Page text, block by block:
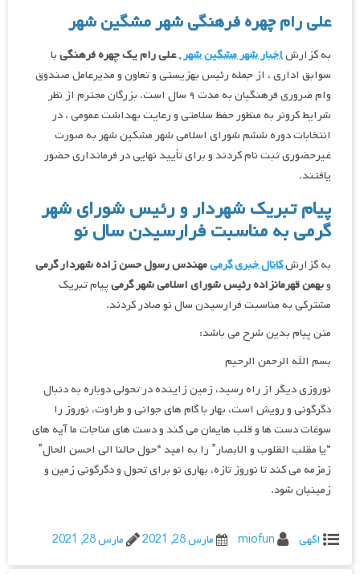
علی رام چهره فرهنگی شهر مشگین شهر
به گزارشاخبار شهر مشگین شهر,علی رام یک چهره فرهنگیبا
سوابق اداری ، از جمله رئیس بهزیستی و تعاون و مدیرعامل صندوق
وام ضروری فرهنگیان به مدت ۹ سال است. بزرگان محترم از نظر
شرایط کرونر به منظور حفظ سلامتی و رعایت بهداشت عمومی ، در
انتخابات دوره ششم شورای اسلامی شهر مشکین شهر به صورت
غیرحضوری ثبت نام کردند و برای تأیید نهایی در فرمانداری حضور
یافتند.
پیام تبریک شهردار و رئیس شورای شهر
گرمی به مناسبت فرارسیدن سال نو
به گزارشکانال خبری گرمیمهندس رسول حسن زاده شهردار گرمی
وبهمن قهرمانزاده رئیس شورای اسلامی شهر گرمیپیام تبریک
مشترکی به مناسبت فرارسیدن سال نو صادر کردند.
متن پیام بدین شرح می باشد:
بسم الله الرحمن الرحیم
نوروزی دیگر از راه رسید، زمین زاینده در تحولی دوباره به دنبال
دگرگونی و رویش است، بهار با گام های جوانی و طراوت، نوروز را
سوغات دست ها و قلب هایمان می کند و دست های مناجات ما آیه های
“یا مقلب القلوب و الابصار” را به امید “حول حالنا الی احسن الحال”
زمزمه می کند تا نوروز تازه، بهاری نو برای تحول و دگرگونی زمین و
زمینیان شود.
اگهی miofun مارس 28, 2021 مارس 28, 2021